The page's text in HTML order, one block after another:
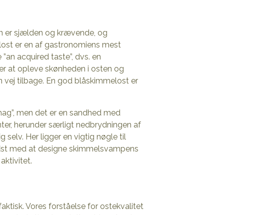
er sjælden og krævende, og
er en af gastronomiens mest
acquired taste”, dvs. en
at opleve skønheden i osten og
vej tilbage. En god blåskimmelost er
men det er en sandhed med
herunder særligt nedbrydningen af
selv. Her ligger en vigtig nøgle til
med at designe skimmelsvampens
Vores forståelse for ostekvalitet